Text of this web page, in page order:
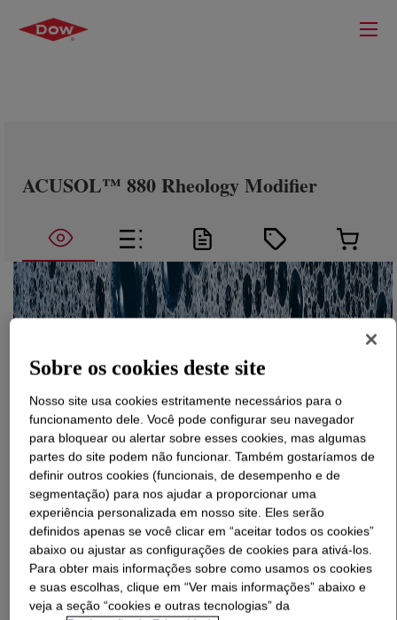
ACUSOL™ 880 Rheology Modifier
O que éACUSOL™ 880 Rheology Modifier?
A hydrophobically modified ethylene oxide urethane
(HEURs) thickener and stabilizer used in detergent
formulations for household and I&I applications. From
acidic formulations to those containing hydrogen
peroxide, ACUSOL™ 880 Rheolgy Modifier/Stabilizer’s
non-ionic nature allows for excellent chemical
compatibility to help manufacturers save time and
Sobre os cookies deste site
Nosso site usa cookies estritamente necessários para o
funcionamento dele. Você pode configurar seu navegador
para bloquear ou alertar sobre esses cookies, mas algumas
partes do site podem não funcionar. Também gostaríamos de
definir outros cookies (funcionais, de desempenho e de
segmentação) para nos ajudar a proporcionar uma
experiência personalizada em nosso site. Eles serão
definidos apenas se você clicar em “aceitar todos os cookies”
abaixo ou ajustar as configurações de cookies para ativá-los.
Para obter mais informações sobre como usamos os cookies
e suas escolhas, clique em “Ver mais informações” abaixo e
veja a seção “cookies e outras tecnologias” da